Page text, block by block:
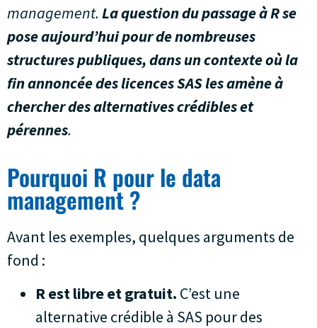
management. La question du passage à R se
pose aujourd’hui pour de nombreuses
structures publiques, dans un contexte où la
fin annoncée des licences SAS les amène à
chercher des alternatives crédibles et
pérennes.
Pourquoi R pour le data
management ?
Avant les exemples, quelques arguments de
fond :
R est libre et gratuit. C’est une
alternative crédible à SAS pour des